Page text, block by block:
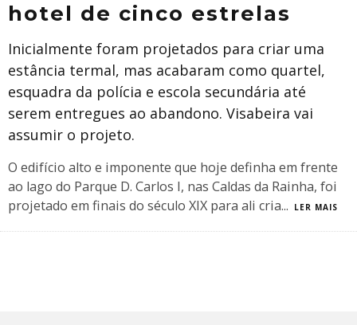
hotel de cinco estrelas
Inicialmente foram projetados para criar uma
estância termal, mas acabaram como quartel,
esquadra da polícia e escola secundária até
serem entregues ao abandono. Visabeira vai
assumir o projeto.
​O edifício alto e imponente que hoje definha em frente
ao lago do Parque D. Carlos I, nas Caldas da Rainha, foi
projetado em finais do século XIX para ali cria... LER MAIS